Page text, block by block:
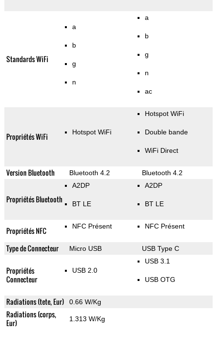
Standards WiFi
a
b
g
n
a
b
g
n
ac
Propriétés WiFi Hotspot WiFi
Hotspot WiFi
Double bande
WiFi Direct
Version Bluetooth Bluetooth 4.2 Bluetooth 4.2
Propriétés Bluetooth
A2DP
BT LE
A2DP
BT LE
Propriétés NFC NFC Présent NFC Présent
Type de Connecteur Micro USB USB Type C
Propriétés
Connecteur
USB 2.0
USB 3.1
USB OTG
Radiations (tete, Eur) 0.66 W/Kg
Radiations (corps,
Eur)
1.313 W/Kg